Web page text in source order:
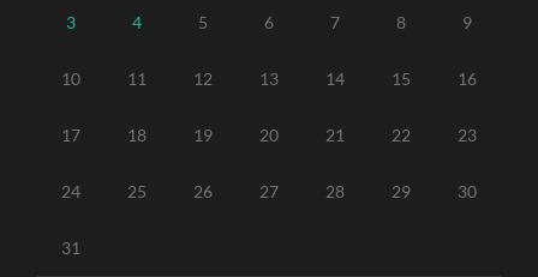
3 4 5 6 7 8 9
10 11 12 13 14 15 16
17 18 19 20 21 22 23
24 25 26 27 28 29 30
31